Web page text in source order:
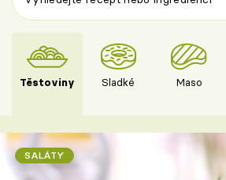
Těstoviny Sladké Maso
SALÁTY